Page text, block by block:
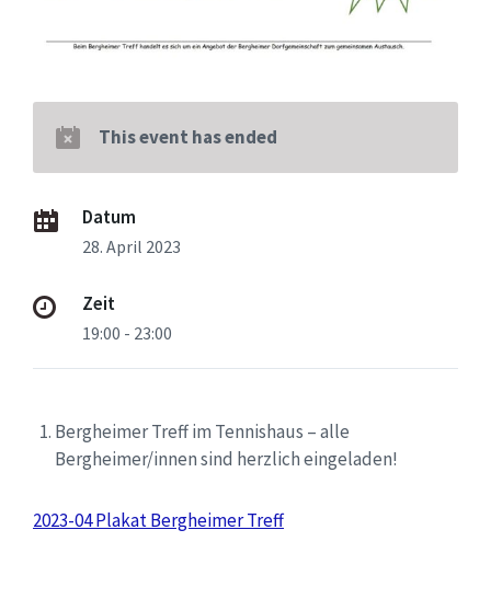
This event has ended
Datum
28. April 2023
Zeit
19:00 - 23:00
Bergheimer Treff im Tennishaus – alle
Bergheimer/innen sind herzlich eingeladen!
2023-04 Plakat Bergheimer Treff